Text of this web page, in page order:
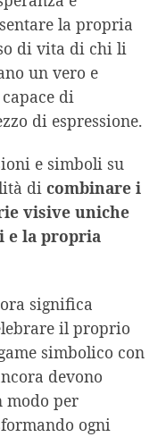
la propria
di vita di chi li
un vero e
di
di espressione.
e simboli su
di combinare i
visive uniche
e la propria
significa
il proprio
simbolico con
devono
modo per
ogni